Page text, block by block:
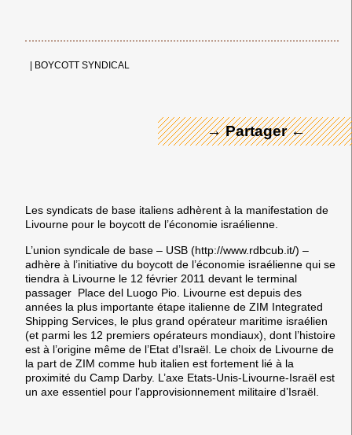
BOYCOTT SYNDICAL
→ Partager ←
Les syndicats de base italiens adhèrent à la manifestation de
Livourne pour le boycott de l’économie israélienne.
L’union syndicale de base – USB (http://www.rdbcub.it/) –
adhère à l’initiative du boycott de l’économie israélienne qui se
tiendra à Livourne le 12 février 2011 devant le terminal
passager Place del Luogo Pio. Livourne est depuis des
années la plus importante étape italienne de ZIM Integrated
Shipping Services, le plus grand opérateur maritime israélien
(et parmi les 12 premiers opérateurs mondiaux), dont l’histoire
est à l’origine même de l’Etat d’Israël. Le choix de Livourne de
la part de ZIM comme hub italien est fortement lié à la
proximité du Camp Darby. L’axe Etats-Unis-Livourne-Israël est
un axe essentiel pour l’approvisionnement militaire d’Israël.